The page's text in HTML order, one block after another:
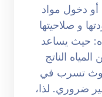
أو دخول مواد
و صلاحيتها
المياه: حيث يساعد
الناتج
تسرب في
ضروري. لذا،